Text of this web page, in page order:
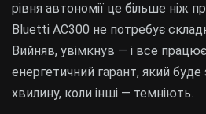
рівня автономії це більше ніж
Bluetti AC300 не потребує
Вийняв, увімкнув — і все
енергетичний гарант, який
хвилину, коли інші — темніють.